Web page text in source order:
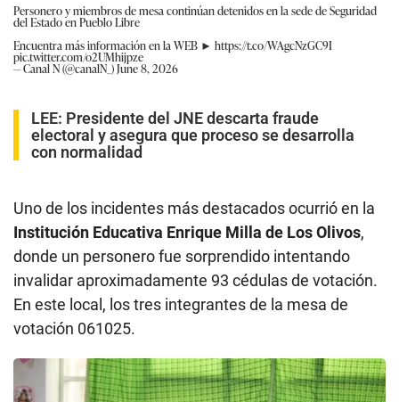
Personero y miembros de mesa continúan detenidos en la sede de Seguridad
del Estado en Pueblo Libre
Encuentra más información en la WEB ► https://t.co/WAgcNzGC9I
pic.twitter.com/o2UMhijpze
— Canal N (@canalN_)June 8, 2026
LEE: Presidente del JNE descarta fraude
electoral y asegura que proceso se desarrolla
con normalidad
Uno de los incidentes más destacados ocurrió en la
Institución Educativa Enrique Milla de Los Olivos,
donde un personero fue sorprendido intentando
invalidar aproximadamente 93 cédulas de votación.
En este local, los tres integrantes de la mesa de
votación 061025.